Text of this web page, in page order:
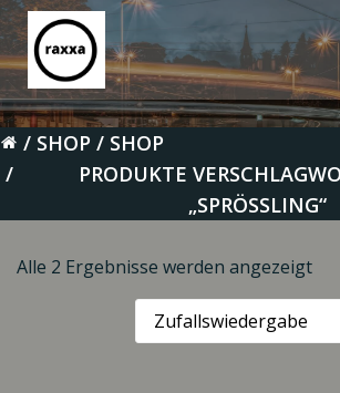
Inhalt
springen
SHOP
SHOP
PRODUKTE
„SPRÖSSLING“
Alle 2 Ergebnisse werden angezeigt